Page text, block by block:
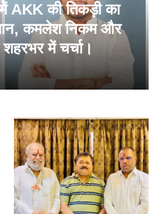
AKK की तिकड़ी का
कमलेश निकम और
में चर्चा।